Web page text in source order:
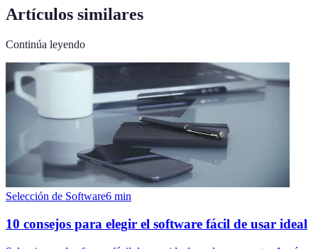
Artículos similares
Continúa leyendo
Selección de Software6 min
10 consejos para elegir el software fácil de usar ideal